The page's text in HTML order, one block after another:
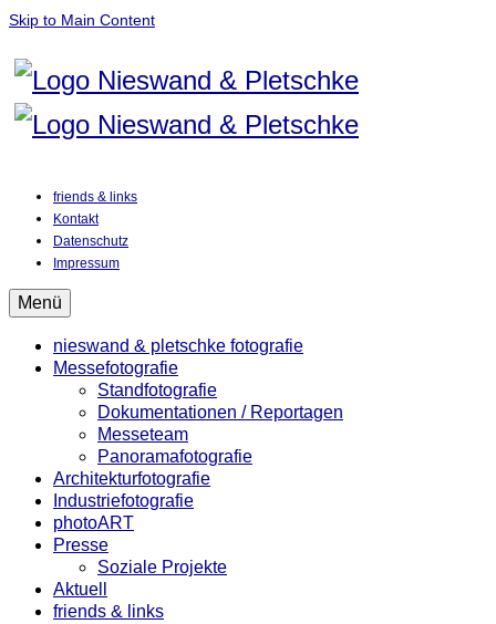
Skip to Main Content
friends & links
Kontakt
Datenschutz
Impressum
Menü
nieswand & pletschke fotografie
Messefotografie
Standfotografie
Dokumentationen / Reportagen
Messeteam
Panoramafotografie
Architekturfotografie
Industriefotografie
photoART
Presse
Soziale Projekte
Aktuell
friends & links